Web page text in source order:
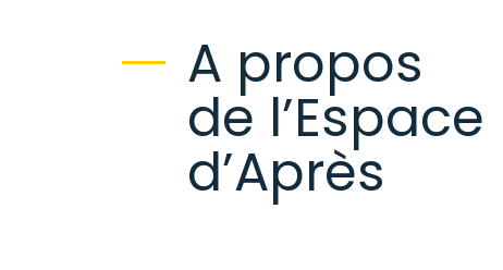
A propos
de l’Espace
d’Après